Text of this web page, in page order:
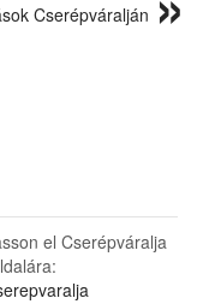
Cserépváralján
el Cserépváralja